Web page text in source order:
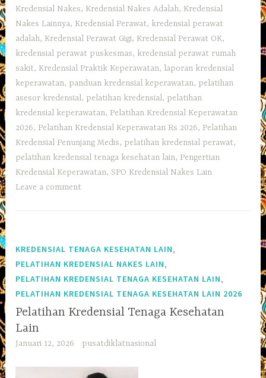
Kredensial Nakes, Kredensial Nakes Adalah, Kredensial
Nakes Lainnya, Kredensial Perawat, kredensial perawat
adalah, Kredensial Perawat Gigi, Kredensial Perawat OK,
kredensial perawat puskesmas, kredensial perawat rumah
sakit, Kredensial Praktik Keperawatan, laporan kredensial
keperawatan, panduan kredensial keperawatan, pelatihan
asesor kredensial, pelatihan kredensial, pelatihan
kredensial keperawatan, Pelatihan Kredensial Keperawatan
2026, Pelatihan Kredensial Keperawatan Rs 2026, Pelatihan
Kredensial Penunjang Medis, pelatihan kredensial perawat,
pelatihan kredensial tenaga kesehatan lain, Pengertian
Kredensial Keperawatan, SPO Kredensial Nakes Lain
Leave a comment
KREDENSIAL TENAGA KESEHATAN LAIN
PELATIHAN KREDENSIAL NAKES LAIN
PELATIHAN KREDENSIAL TENAGA KESEHATAN LAIN
PELATIHAN KREDENSIAL TENAGA KESEHATAN LAIN 2026
Pelatihan Kredensial Tenaga Kesehatan
Lain
Januari 12, 2026 pusatdiklatnasional